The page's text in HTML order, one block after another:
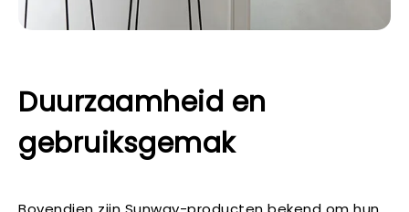
Duurzaamheid en
gebruiksgemak